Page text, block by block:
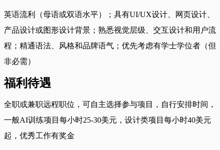
英语流利（母语或双语水平）；具有UI/UX设计、网页设计、
产品设计或图形设计背景；熟悉视觉层级、交互设计和用户流
程；精通语法、风格和品牌语气；优先考虑有学士学位者（但
非必需）
福利待遇
全职或兼职远程职位，可自主选择参与项目，自行安排时间，
一般AI训练项目每小时25-30美元，设计类项目每小时40美元
起，优秀工作有奖金